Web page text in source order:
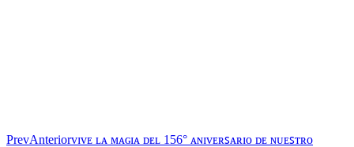
PrevAnteriorᴠɪᴠᴇ ʟᴀ ᴍᴀɢɪᴀ ᴅᴇʟ 156° ᴀɴɪᴠᴇʀꜱᴀʀɪᴏ ᴅᴇ ɴᴜᴇꜱᴛʀᴏ